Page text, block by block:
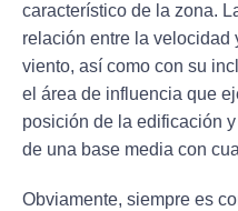
característico de la zona.
relación entre la velocidad
viento, así como con su
el área de influencia que
posición de la edificación
de una base media con
Obviamente, siempre es